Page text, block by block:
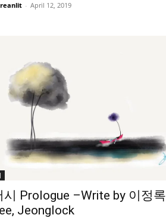
- April 12, 2019
시 Prologue –Write by 이정록
Jeonglock